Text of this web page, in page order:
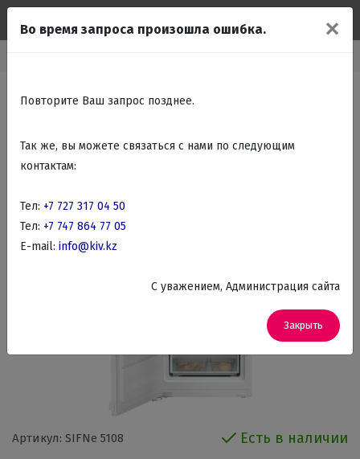
Артикул: SIFNe 5108 Есть в наличии
✕
Во время запроса произошла ошибка.
Повторите Ваш запрос позднее.
Так же, вы можете связаться с нами по следующим
контактам:
Тел: +7 727 317 04 50
Тел: +7 747 864 77 05
E-mail: info@kiv.kz
C уважением, Администрация сайта
Закрыть